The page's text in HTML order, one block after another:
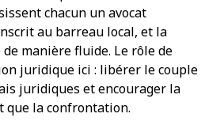
chacun un avocat
au barreau local, et la
de manière fluide. Le rôle de
juridique ici : libérer le couple
juridiques et encourager la
la confrontation.